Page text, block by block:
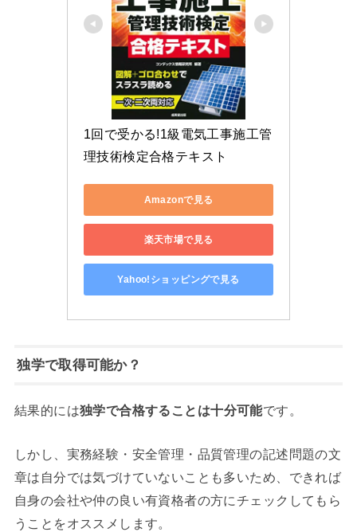
1回で受かる!1級電気工事施工管
理技術検定合格テキスト
Amazonで見る
楽天市場で見る
Yahoo!ショッピングで見る
独学で取得可能か？
結果的には独学で合格することは十分可能です。
しかし、実務経験・安全管理・品質管理の記述問題の文
章は自分では気づけていないことも多いため、できれば
自身の会社や仲の良い有資格者の方にチェックしてもら
うことをオススメします。